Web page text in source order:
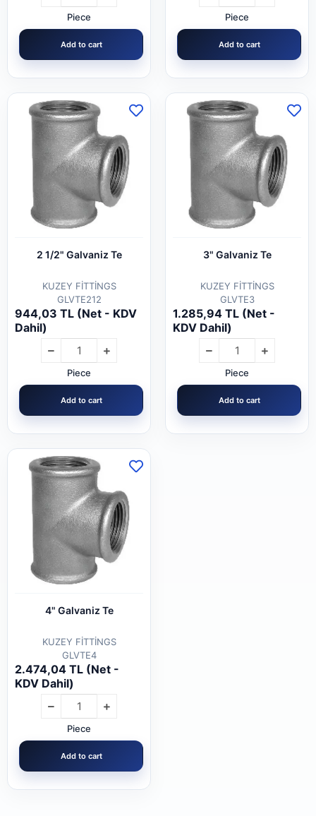
Piece
Add to cart
Piece
Add to cart
2 1/2" Galvaniz Te
KUZEY FİTTİNGS
GLVTE212
944,03 TL (Net - KDV
Dahil)
Piece
Add to cart
3" Galvaniz Te
KUZEY FİTTİNGS
GLVTE3
1.285,94 TL (Net -
KDV Dahil)
Piece
Add to cart
4" Galvaniz Te
KUZEY FİTTİNGS
GLVTE4
2.474,04 TL (Net -
KDV Dahil)
Piece
Add to cart